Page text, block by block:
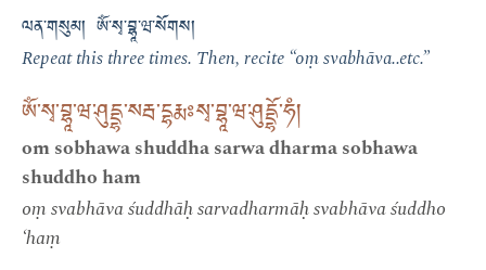
ལན་གསུམ། ཨོཾ་སྭ་བྷཱ་ཝ་སོགས།
Repeat this three times. Then, recite “oṃ svabhāva..etc.”
ཨོཾ་སྭ་བྷཱ་ཝ་ཤུདྡྷ་སརྦ་དྷརྨཿསྭ་བྷཱ་ཝ་ཤུདྡྷོ་ཧཾ།
om sobhawa shuddha sarwa dharma sobhawa
shuddho ham
oṃ svabhāva śuddhāḥ sarvadharmāḥ svabhāva śuddho
‘haṃ